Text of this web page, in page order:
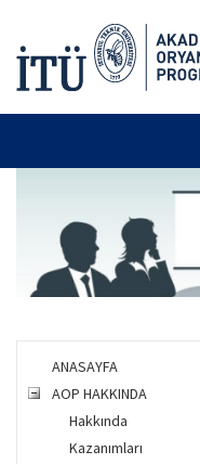
ANASAYFA
AOP HAKKINDA
Hakkında
Kazanımları